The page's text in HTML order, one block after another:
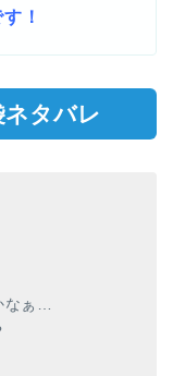
！
タバレ
なぁ…